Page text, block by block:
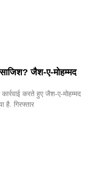
जैश-ए-मोहम्मद
करते हुए जैश-ए-मोहम्मद
है. गिरफ्तार